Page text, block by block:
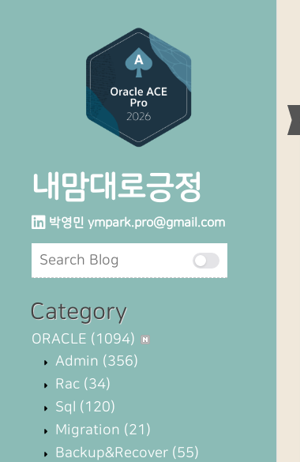
내맘대로긍정
박영민 ympark.pro@gmail.com
Category
ORACLE (1094)
Admin (356)
Rac (34)
Sql (120)
Migration (21)
Backup&Recover (55)